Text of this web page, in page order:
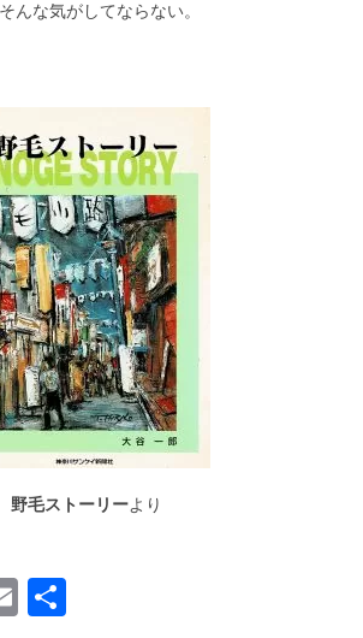
んな気がしてならない。
野毛ストーリーより
Email